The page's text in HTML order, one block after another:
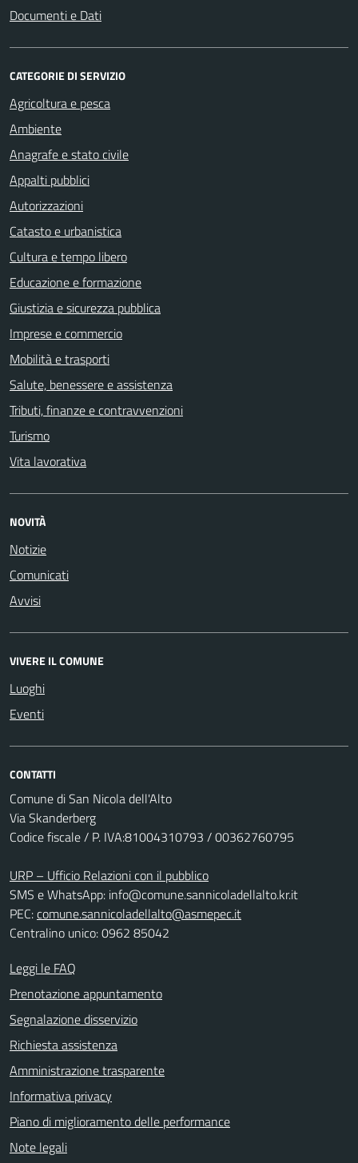
Documenti e Dati
CATEGORIE DI SERVIZIO
Agricoltura e pesca
Ambiente
Anagrafe e stato civile
Appalti pubblici
Autorizzazioni
Catasto e urbanistica
Cultura e tempo libero
Educazione e formazione
Giustizia e sicurezza pubblica
Imprese e commercio
Mobilità e trasporti
Salute, benessere e assistenza
Tributi, finanze e contravvenzioni
Turismo
Vita lavorativa
NOVITÀ
Notizie
Comunicati
Avvisi
VIVERE IL COMUNE
Luoghi
Eventi
CONTATTI
Comune di San Nicola dell'Alto
Via Skanderberg
Codice fiscale / P. IVA:81004310793 / 00362760795
URP – Ufficio Relazioni con il pubblico
SMS e WhatsApp: info@comune.sannicoladellalto.kr.it
PEC:comune.sannicoladellalto@asmepec.it
Centralino unico: 0962 85042
Leggi le FAQ
Prenotazione appuntamento
Segnalazione disservizio
Richiesta assistenza
Amministrazione trasparente
Informativa privacy
Piano di miglioramento delle performance
Note legali